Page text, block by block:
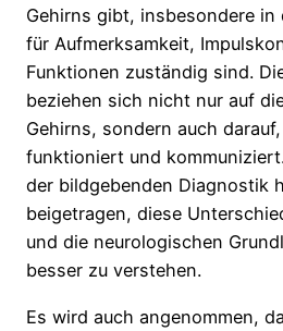
Gehirns gibt, insbesondere in
für Aufmerksamkeit,
Funktionen zuständig sind.
beziehen sich nicht nur auf
Gehirns, sondern auch
funktioniert und
der bildgebenden Diagnostik
beigetragen, diese
und die neurologischen
besser zu verstehen.
Es wird auch angenommen,